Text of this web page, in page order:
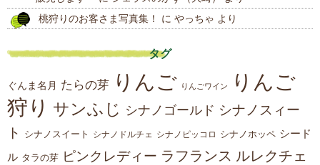
桃狩りのお客さま写真集！
に やっちゃ より
タグ
ぐんま名月 たらの芽 りんご りんごワイン
りんご
狩り サンふじ シナノゴールド シナノスィー
ト
シナノスイート シナノドルチェ シナノピッコロ シナノホッペ シード
ル タラの芽 ピンクレディー ラフランス ルレクチェ